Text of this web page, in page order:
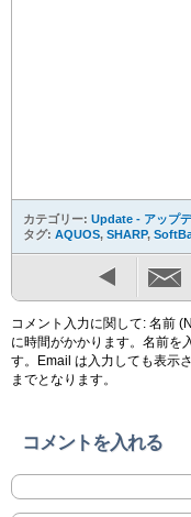
カテゴリー: Update - アップ
タグ: AQUOS, SHARP,
コメント入力に関して: 名前
に時間がかかります。名前を
す。Email は入力しても表示
までとなります。
コメントを入れる